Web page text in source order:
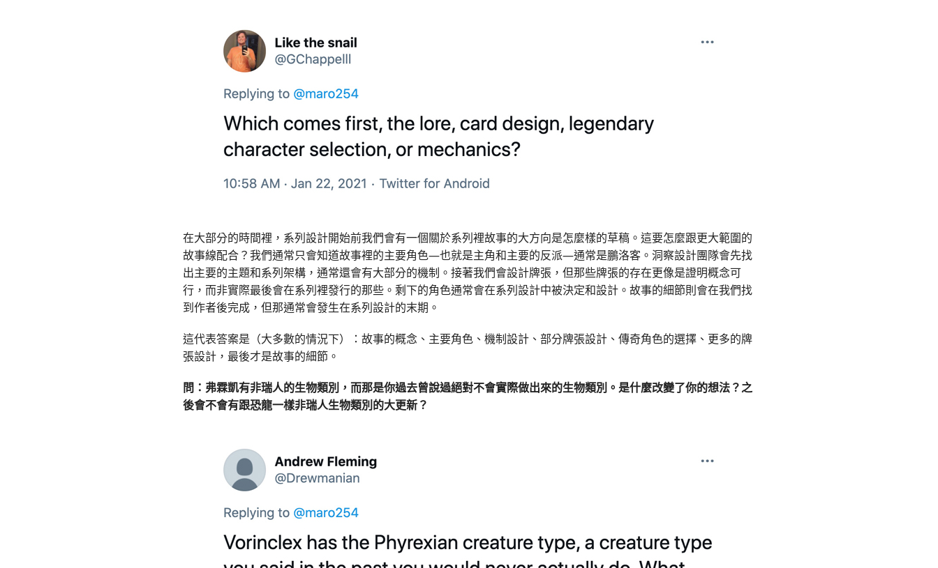
在大部分的時間裡，系列設計開始前我們會有一個關於系列裡故事的大方向是怎麼樣的草稿。這要怎麼跟更大範圍的
故事線配合？我們通常只會知道故事裡的主要角色—也就是主角和主要的反派—通常是鵬洛客。洞察設計團隊會先找
出主要的主題和系列架構，通常還會有大部分的機制。接著我們會設計牌張，但那些牌張的存在更像是證明概念可
行，而非實際最後會在系列裡發行的那些。剩下的角色通常會在系列設計中被決定和設計。故事的細節則會在我們找
到作者後完成，但那通常會發生在系列設計的末期。
這代表答案是（大多數的情況下）：故事的概念、主要角色、機制設計、部分牌張設計、傳奇角色的選擇、更多的牌
張設計，最後才是故事的細節。
問：弗霖凱有非瑞人的生物類別，而那是你過去曾說過絕對不會實際做出來的生物類別。是什麼改變了你的想法？之
後會不會有跟恐龍一樣非瑞人生物類別的大更新？